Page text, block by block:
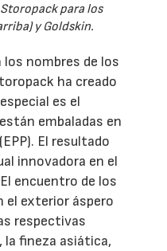
para los
y Goldskin.
nombres de los
ha creado
es el
embaladas en
El resultado
innovadora en el
encuentro de los
el exterior áspero
respectivas
la fineza asiática,